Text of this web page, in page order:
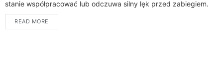
stanie współpracować lub odczuwa silny lęk przed zabiegiem.
Choć najczęściej stosuje się znieczulenie miejscowe,...
READ MORE